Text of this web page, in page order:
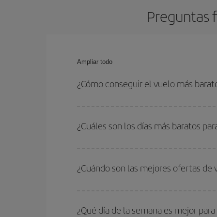
Preguntas
Ampliar todo
¿Cómo conseguir el vuelo más
vuelta. Además, si no tienes decidido un
¿Cuáles son los días más baratos
quieres ir y en qué fechas habías pensado
para que puedas encontrar la mejor oferta.
¿Cuándo son las mejores ofertas de
periodos de vacaciones escolares son
¿Qué día de la semana es mejor